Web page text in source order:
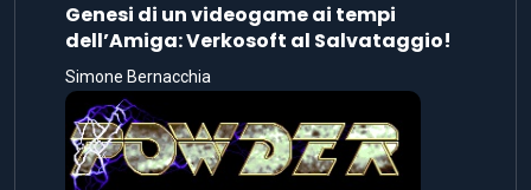
Genesi di un videogame ai tempi
dell’Amiga: Verkosoft al Salvataggio!
Simone Bernacchia